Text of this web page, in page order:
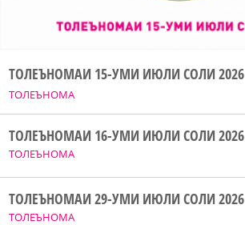
ТОЛЕЪНОМА
ТОЛЕЪНОМАИ 15-УМИ ИЮЛИ СОЛИ 2026
ТОЛЕЪНОМА
ТОЛЕЪНОМАИ 16-УМИ ИЮЛИ СОЛИ 2026
ТОЛЕЪНОМА
ТОЛЕЪНОМАИ 29-УМИ ИЮЛИ СОЛИ 2026